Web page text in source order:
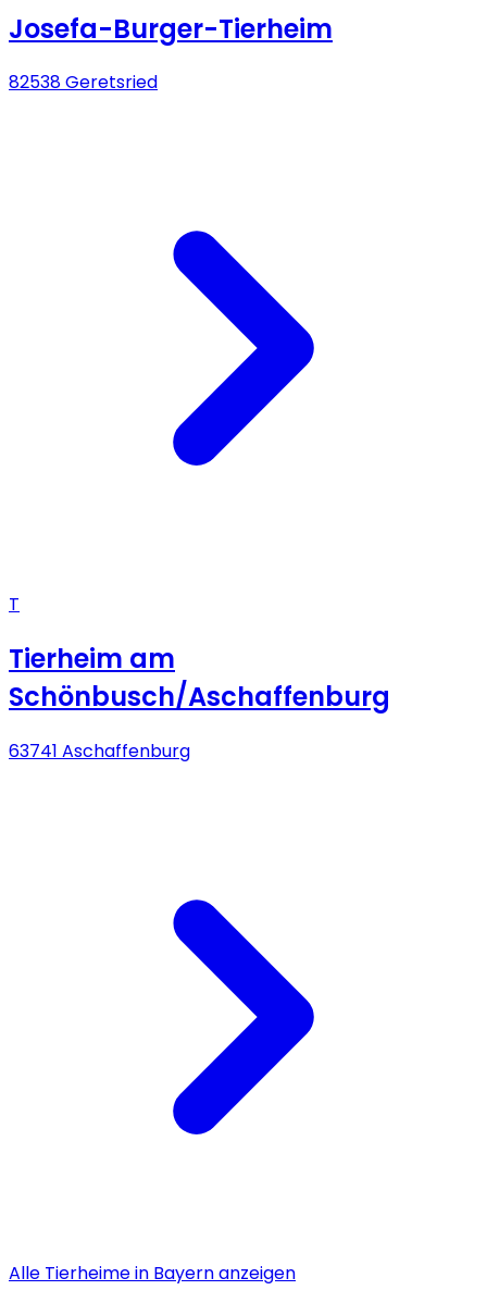
Josefa-Burger-Tierheim
82538 Geretsried
T
Tierheim am
Schönbusch/Aschaffenburg
63741 Aschaffenburg
Alle Tierheimein Bayernanzeigen